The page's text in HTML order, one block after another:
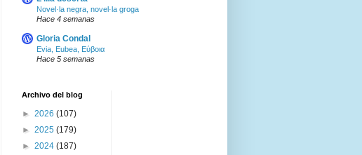
Novel·la negra, novel·la groga
Hace 4 semanas
Gloria Condal
Evia, Eubea, Εύβοια
Hace 5 semanas
Archivo del blog
► 2026 (107)
► 2025 (179)
► 2024 (187)